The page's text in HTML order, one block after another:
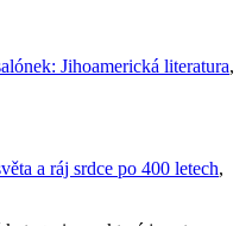
Jihoamerická literatura,
a ráj srdce po 400 letech,